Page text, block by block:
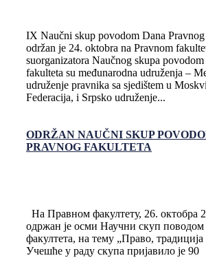
IX Naučni skup povodom Dana Pravnog
održan je 24. oktobra na Pravnom
suorganizatora Naučnog skupa
fakulteta su međunarodna udruženja –
udruženje pravnika sa sjedištem u
Federacija, i Srpsko udruženje...
ODRŽAN NAUČNI SKUP
PRAVNOG FAKULTETA
На Правном факултету, 26. октобра
одржан је осми Научни скуп
факултета, на тему „Право, традиција
Учешће у раду скупа пријавило је 90